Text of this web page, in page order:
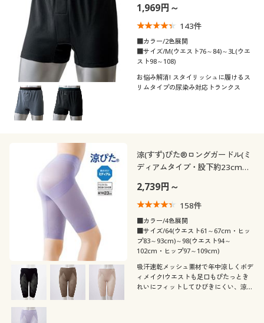
1,969円～
143件
■カラー/2色展開
■サイズ/M(ウエスト76～84)～3L(ウエ
スト98～108)
お悩み解消! スタイリッシュに履けるス
リムタイプの尿染み対応トランクス
涼(すず)ぴた®ロングガードル(ミ
ディアムタイプ・股下約23cm・
2,739円～
158件
■カラー/4色展開
■サイズ/64(ウエスト61～67cm・ヒッ
プ83～93cm)～98(ウエスト94～
102cm・ヒップ97～109cm)
吸汗速乾メッシュ素材で年中涼しくボデ
ィメイク!ウエストも足口もぴたっとき
れいにフィットしてひびきにくい、涼ぴ